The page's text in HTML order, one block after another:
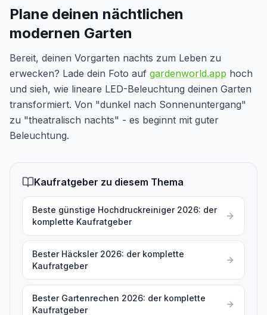
Plane deinen nächtlichen
modernen Garten
Bereit, deinen Vorgarten nachts zum Leben zu
erwecken? Lade dein Foto auf gardenworld.app hoch
und sieh, wie lineare LED-Beleuchtung deinen Garten
transformiert. Von "dunkel nach Sonnenuntergang"
zu "theatralisch nachts" - es beginnt mit guter
Beleuchtung.
Kaufratgeber zu diesem Thema
Beste günstige Hochdruckreiniger 2026: der
komplette Kaufratgeber
Bester Häcksler 2026: der komplette
Kaufratgeber
Bester Gartenrechen 2026: der komplette
Kaufratgeber